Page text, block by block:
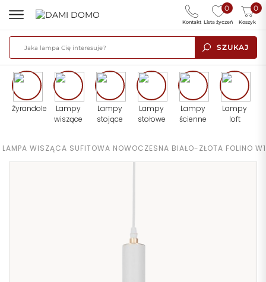
SZUKAJ
0
Lista życzeń
0
Koszyk
Kontakt
Żyrandole
Lampy
wiszące
Lampy
stojące
Lampy
stołowe
Lampy
ścienne
Lampy
loft
LAMPA WISZĄCA SUFITOWA NOWOCZESNA BIAŁO-ZŁOTA FOLINO W1